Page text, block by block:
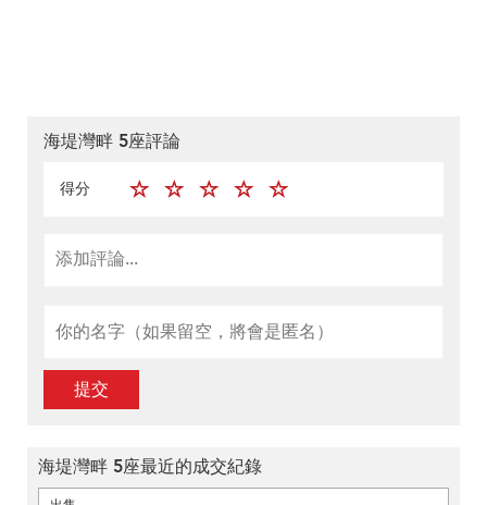
海堤灣畔 5座評論
得分
提交
海堤灣畔 5座最近的成交紀錄